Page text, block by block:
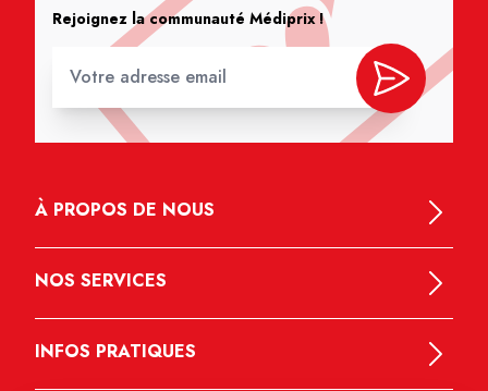
Rejoignez la communauté Médiprix !
À PROPOS DE NOUS
NOS SERVICES
INFOS PRATIQUES